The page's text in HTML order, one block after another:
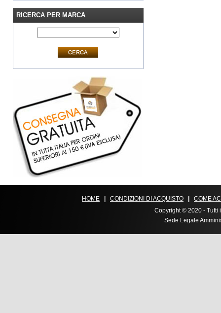
RICERCA PER MARCA
HOME CONDIZIONI DI ACQUISTO
COME
Copyright © 2020 - Tutti
Sede Legale